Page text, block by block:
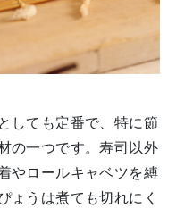
しても定番で、特に節
の一つです。寿司以外
やロールキャベツを縛
ょうは煮ても切れにく